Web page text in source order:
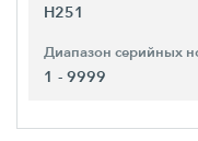
H251
Диапазон серийных
1 - 9999